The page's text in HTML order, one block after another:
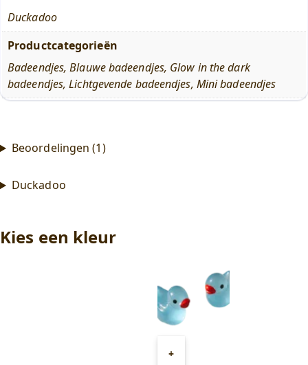
Duckadoo
Productcategorieën
Badeendjes,Blauwe badeendjes, Glow in the dark
badeendjes,Lichtgevende badeendjes, Mini badeendjes
Beoordelingen (1)
Duckadoo
Kies een kleur
+